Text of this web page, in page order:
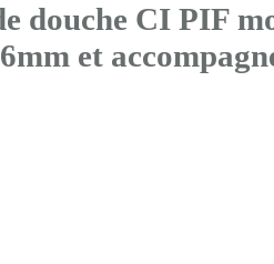
douche CI PIF
et